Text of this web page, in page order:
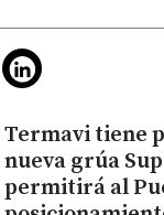
Termavi tiene
nueva grúa
permitirá al